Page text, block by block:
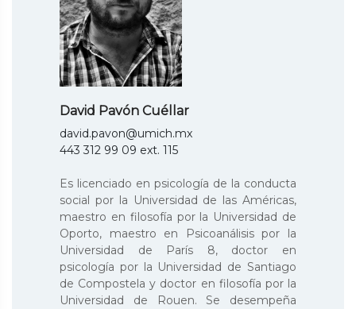
David Pavón Cuéllar
david.pavon@umich.mx
443 312 99 09 ext. 115
Es licenciado en psicología de la conducta
social por la Universidad de las Américas,
maestro en filosofía por la Universidad de
Oporto, maestro en Psicoanálisis por la
Universidad de París 8, doctor en
psicología por la Universidad de Santiago
de Compostela y doctor en filosofía por la
Universidad de Rouen. Se desempeña